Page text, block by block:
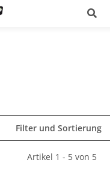
Filter und Sortierung
Artikel 1 - 5 von 5